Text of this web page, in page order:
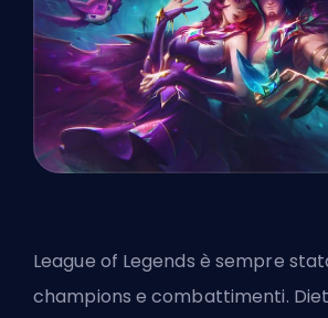
League of Legends è sempre
champions e combattimenti.